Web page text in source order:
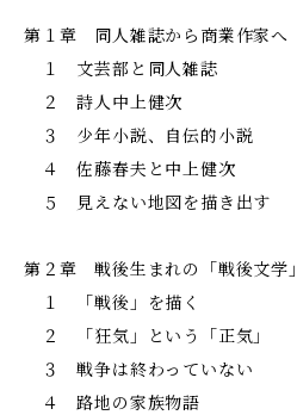
第１章 同人雑誌から商業作家へ
１ 文芸部と同人雑誌
２ 詩人中上健次
３ 少年小説、自伝的小説
４ 佐藤春夫と中上健次
５ 見えない地図を描き出す
第２章 戦後生まれの「戦後文学」
１ 「戦後」を描く
２ 「狂気」という「正気」
３ 戦争は終わっていない
４ 路地の家族物語